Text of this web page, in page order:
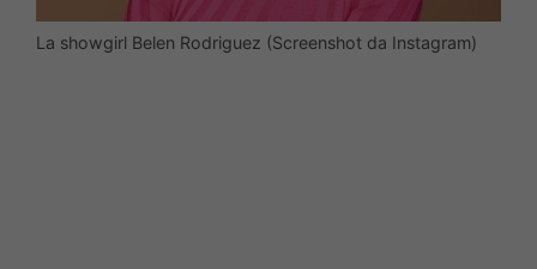
La showgirl Belen Rodriguez (Screenshot da Instagram)